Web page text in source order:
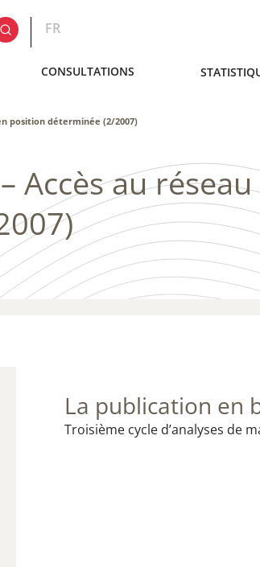
FR
CONSULTATIONS
position déterminée (2/2007)
​Accès au
La publication en
​Troisième cycle d’analyses de